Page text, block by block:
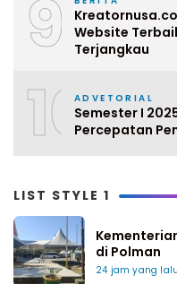
9
Website
Terjangkau
10ADVETORIAL
Semester I
Percepatan
LIST STYLE 1
di Polman
24 jam yang lalu